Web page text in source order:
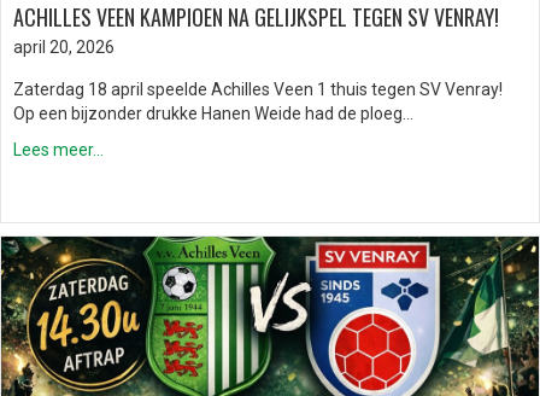
ACHILLES VEEN KAMPIOEN NA GELIJKSPEL TEGEN SV VENRAY!
april 20, 2026
Zaterdag 18 april speelde Achilles Veen 1 thuis tegen SV Venray!
Op een bijzonder drukke Hanen Weide had de ploeg…
Lees meer...